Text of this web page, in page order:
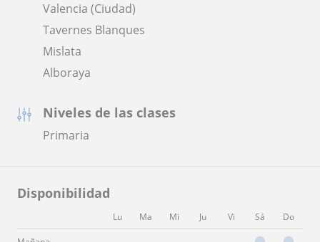
Valencia (Ciudad)
Tavernes Blanques
Mislata
Alboraya
Niveles de las clases
Primaria
Disponibilidad
Lu Ma Mi Ju Vi Sá Do